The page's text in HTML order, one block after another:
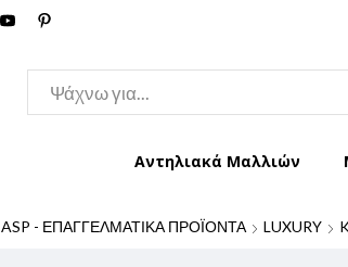
Αντηλιακά Μαλλιών
ASP - ΕΠΑΓΓΕΛΜΑΤΙΚΑ ΠΡΟΪΟΝΤΑ LUXURY